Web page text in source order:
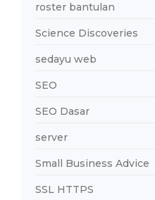
roster bantulan
Science Discoveries
sedayu web
SEO
SEO Dasar
server
Small Business Advice
SSL HTTPS